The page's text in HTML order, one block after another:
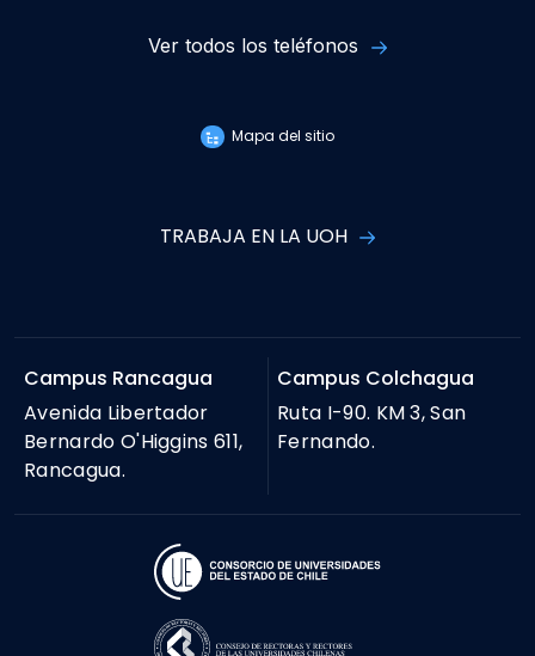
Ver todos los teléfonos
Mapa del sitio
TRABAJA EN LA UOH
Campus Rancagua
Avenida Libertador
Bernardo O'Higgins 611,
Rancagua.
Campus Colchagua
Ruta I-90. KM 3, San
Fernando.